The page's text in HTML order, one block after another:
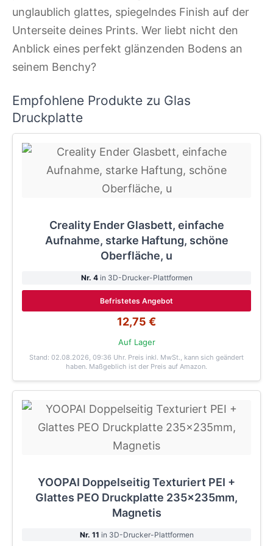
unglaublich glattes, spiegelndes Finish auf der
Unterseite deines Prints. Wer liebt nicht den
Anblick eines perfekt glänzenden Bodens an
seinem Benchy?
Empfohlene Produkte zu Glas
Druckplatte
Creality Ender Glasbett, einfache
Aufnahme, starke Haftung, schöne
Oberfläche, u
Nr. 4in 3D-Drucker-Plattformen
Befristetes Angebot
12,75 €
Auf Lager
Stand: 02.08.2026, 09:36 Uhr. Preis inkl. MwSt., kann sich geändert
haben. Maßgeblich ist der Preis auf Amazon.
YOOPAI Doppelseitig Texturiert PEI +
Glattes PEO Druckplatte 235x235mm,
Magnetis
Nr. 11 in 3D-Drucker-Plattformen